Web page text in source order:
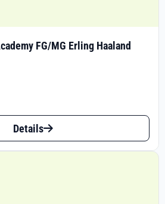
FG/MG Erling Haaland
Details